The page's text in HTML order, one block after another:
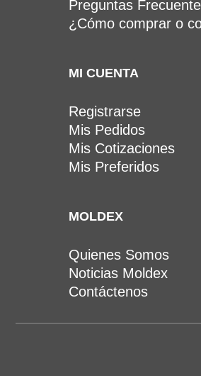
Preguntas
¿Cómo comprar o
MI CUENTA
Registrarse
Mis Pedidos
Mis Cotizaciones
Mis Preferidos
MOLDEX
Quienes Somos
Noticias Moldex
Contáctenos